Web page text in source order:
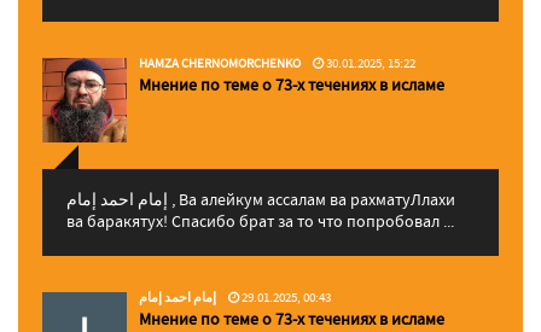
HAMZA CHERNOMORCHENKO 30.01.2025, 15:22
Мнение по теме о 73-х течениях в исламе
إمام احمد إمام , Ва алейкум ассалам ва рахматуЛлахи
ва баракятух! Спасибо брат за то что попробовал ...
إمام احمد إمام 29.01.2025, 00:43
Мнение по теме о 73-х течениях в исламе